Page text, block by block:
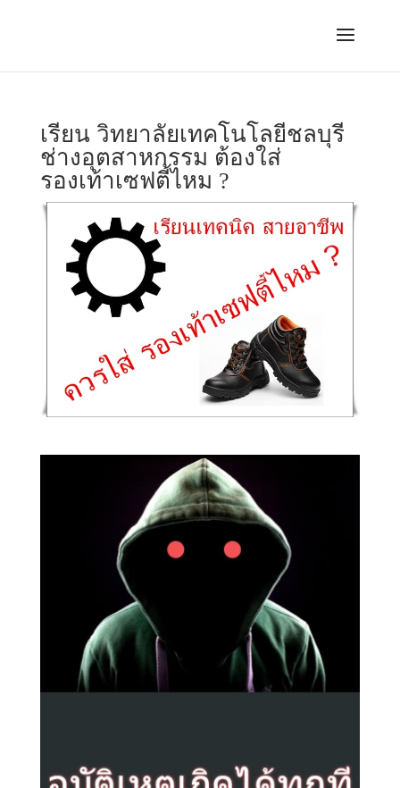
เรียน วิทยาลัยเทคโนโลยีชลบุรี
ช่างอุตสาหกรรม ต้องใส่
รองเท้าเซฟตี้ไหม ?